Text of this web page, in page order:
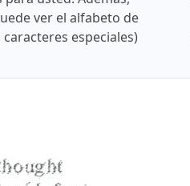
ver el alfabeto de
especiales)